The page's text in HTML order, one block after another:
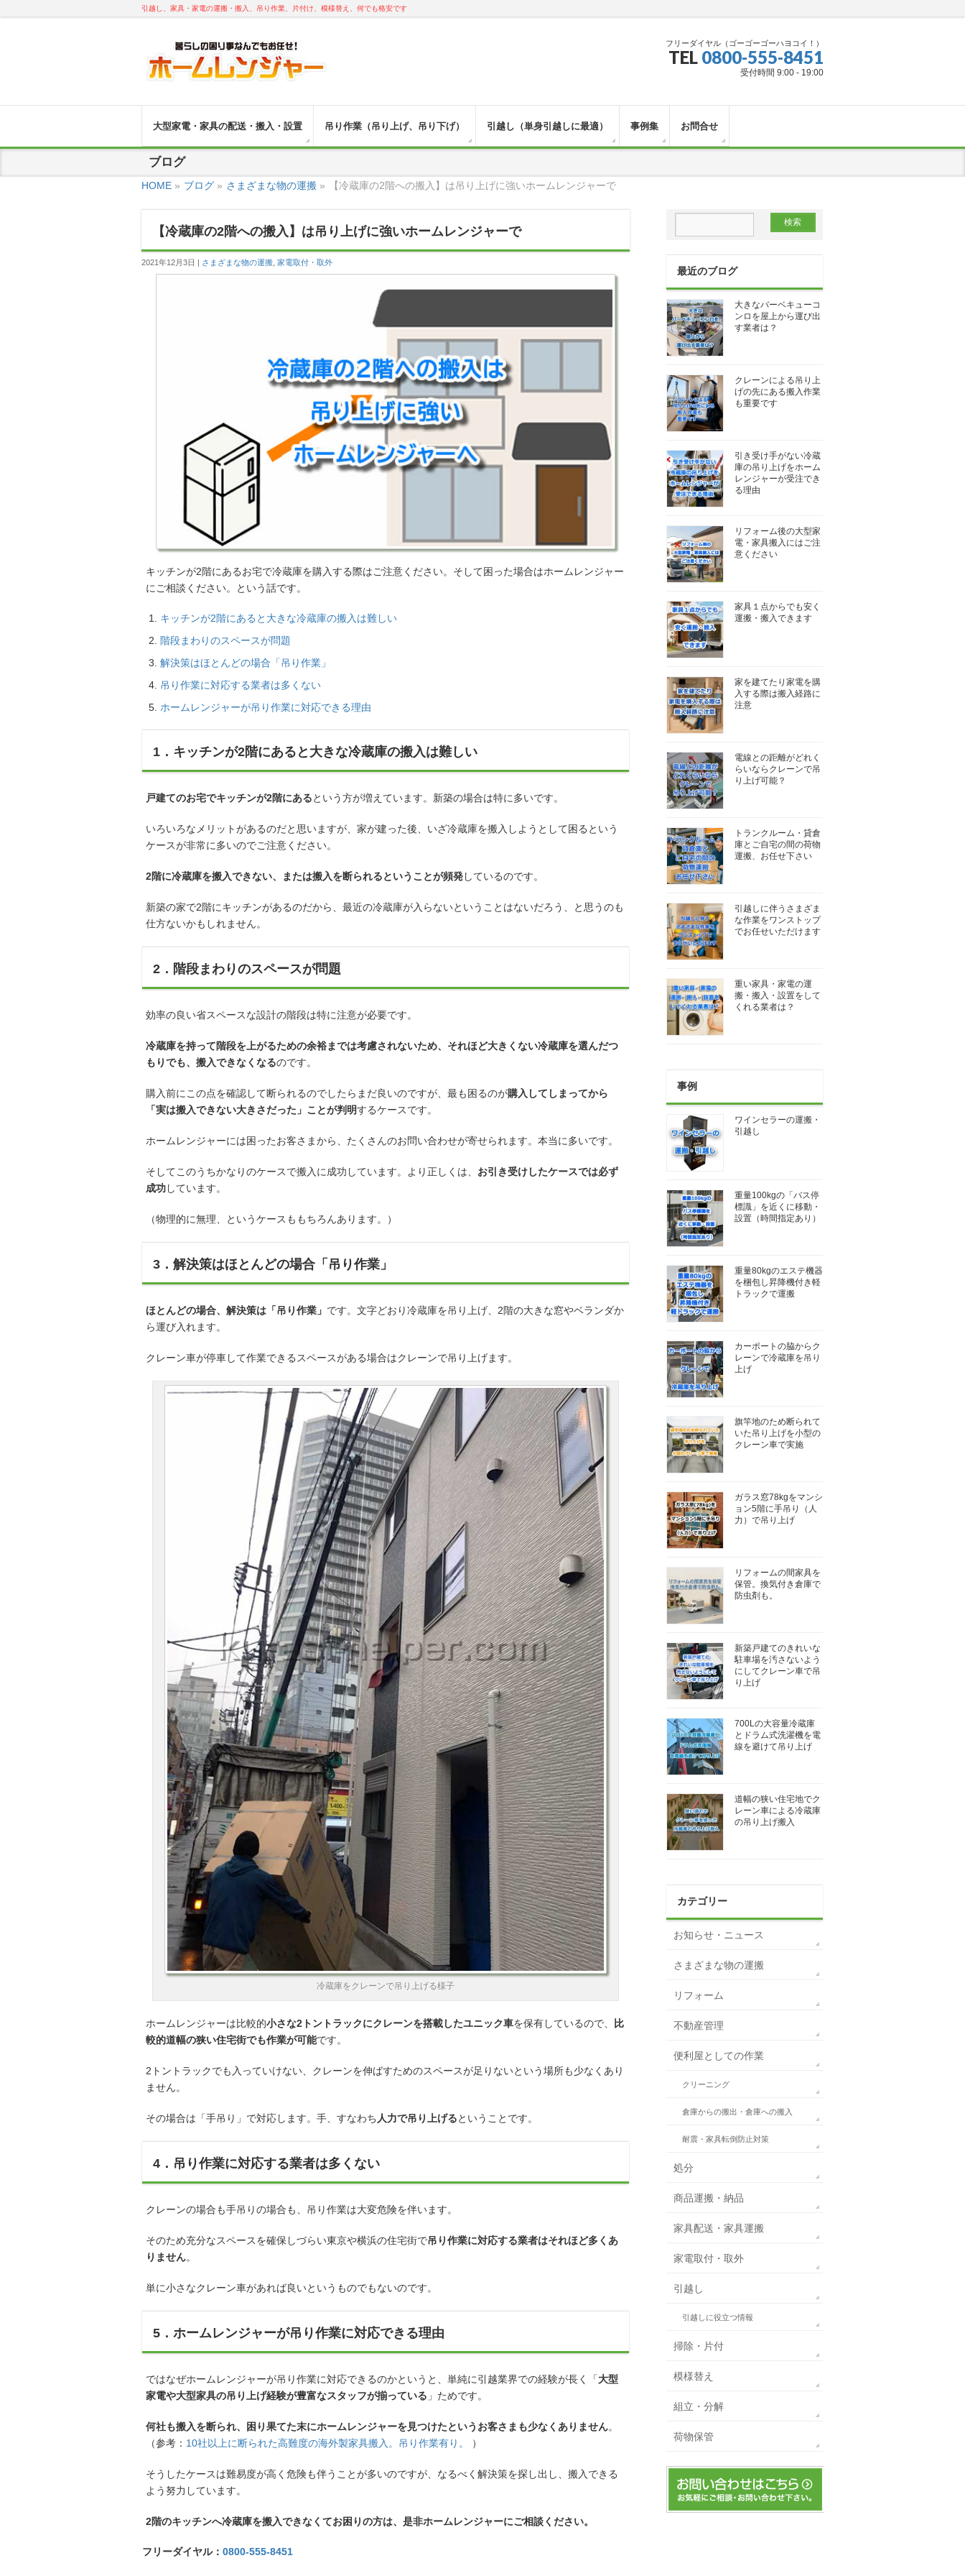
引越し、家具・家電の運搬・搬入、吊り作業、片付け、模様替え、何でも格安です
フリーダイヤル（ゴーゴーゴーハヨコイ！）
TEL 0800-555-8451
受付時間 9:00 - 19:00
大型家電・家具の配送・搬入・設置 吊り作業（吊り上げ、吊り下げ） 引越し（単身引越しに最適） 事例集 お問合せ
ブログ
HOME » ブログ » さまざまな物の運搬 » 【冷蔵庫の2階への搬入】は吊り上げに強いホームレンジャーで
【冷蔵庫の2階への搬入】は吊り上げに強いホームレンジャーで
2021年12月3日 さまざまな物の運搬 家電取付・取外
キッチンが2階にあるお宅で冷蔵庫を購入する際はご注意ください。そして困った場合はホームレンジャー
にご相談ください。という話です。
キッチンが2階にあると大きな冷蔵庫の搬入は難しい
階段まわりのスペースが問題
解決策はほとんどの場合「吊り作業」
吊り作業に対応する業者は多くない
ホームレンジャーが吊り作業に対応できる理由
1．キッチンが2階にあると大きな冷蔵庫の搬入は難しい
戸建てのお宅でキッチンが2階にあるという方が増えています。新築の場合は特に多いです。
いろいろなメリットがあるのだと思いますが、家が建った後、いざ冷蔵庫を搬入しようとして困るという
ケースが非常に多いのでご注意ください。
2階に冷蔵庫を搬入できない、または搬入を断られるということが頻発しているのです。
新築の家で2階にキッチンがあるのだから、最近の冷蔵庫が入らないということはないだろう、と思うのも
仕方ないかもしれません。
2．階段まわりのスペースが問題
効率の良い省スペースな設計の階段は特に注意が必要です。
冷蔵庫を持って階段を上がるための余裕までは考慮されないため、それほど大きくない冷蔵庫を選んだつ
もりでも、搬入できなくなるのです。
購入前にこの点を確認して断られるのでしたらまだ良いのですが、最も困るのが購入してしまってから
「実は搬入できない大きさだった」ことが判明するケースです。
ホームレンジャーには困ったお客さまから、たくさんのお問い合わせが寄せられます。本当に多いです。
そしてこのうちかなりのケースで搬入に成功しています。より正しくは、 お引き受けしたケースでは必ず
成功しています。
（物理的に無理、というケースももちろんあります。）
3．解決策はほとんどの場合「吊り作業」
ほとんどの場合、解決策は「吊り作業」 です。文字どおり冷蔵庫を吊り上げ、2階の大きな窓やベランダか
ら運び入れます。
クレーン車が停車して作業できるスペースがある場合はクレーンで吊り上げます。
冷蔵庫をクレーンで吊り上げる様子
ホームレンジャーは比較的小さな2トントラックにクレーンを搭載したユニック車を保有しているので、
比
較的道幅の狭い住宅街でも作業が可能です。
2トントラックでも入っていけない、クレーンを伸ばすためのスペースが足りないという場所も少なくあり
ません。
その場合は「手吊り」で対応します。手、すなわち 人力で吊り上げるということです。
4．吊り作業に対応する業者は多くない
クレーンの場合も手吊りの場合も、吊り作業は大変危険を伴います。
そのため充分なスペースを確保しづらい東京や横浜の住宅街で吊り作業に対応する業者はそれほど多くあ
りません。
単に小さなクレーン車があれば良いというものでもないのです。
5．ホームレンジャーが吊り作業に対応できる理由
ではなぜホームレンジャーが吊り作業に対応できるのかというと、単純に引越業界での経験が長く「大型
家電や大型家具の吊り上げ経験が豊富なスタッフが揃っている 」ためです。
何社も搬入を断られ、困り果てた末にホームレンジャーを見つけたというお客さまも少なくありません。
（参考： 10社以上に断られた高難度の海外製家具搬入。吊り作業有り。 ）
そうしたケースは難易度が高く危険も伴うことが多いのですが、なるべく解決策を探し出し、搬入できる
よう努力しています。
2階のキッチンへ冷蔵庫を搬入できなくてお困りの方は、是非ホームレンジャーにご相談ください。
フリーダイヤル： 0800-555-8451
最近のブログ
大きなバーベキューコ
ンロを屋上から運び出
す業者は？
クレーンによる吊り上
げの先にある搬入作業
も重要です
引き受け手がない冷蔵
庫の吊り上げをホーム
レンジャーが受注でき
る理由
リフォーム後の大型家
電・家具搬入にはご注
意ください
家具１点からでも安く
運搬・搬入できます
家を建てたり家電を購
入する際は搬入経路に
注意
電線との距離がどれく
らいならクレーンで吊
り上げ可能？
トランクルーム・貸倉
庫とご自宅の間の荷物
運搬、お任せ下さい
引越しに伴うさまざま
な作業をワンストップ
でお任せいただけます
重い家具・家電の運
搬・搬入・設置をして
くれる業者は？
事例
ワインセラーの運搬・
引越し
重量100kgの「バス停
標識」を近くに移動・
設置（時間指定あり）
重量80kgのエステ機器
を梱包し昇降機付き軽
トラックで運搬
カーポートの脇からク
レーンで冷蔵庫を吊り
上げ
旗竿地のため断られて
いた吊り上げを小型の
クレーン車で実施
ガラス窓78kgをマンシ
ョン5階に手吊り（人
力）で吊り上げ
リフォームの間家具を
保管。換気付き倉庫で
防虫剤も。
新築戸建てのきれいな
駐車場を汚さないよう
にしてクレーン車で吊
り上げ
700Lの大容量冷蔵庫
とドラム式洗濯機を電
線を避けて吊り上げ
道幅の狭い住宅地でク
レーン車による冷蔵庫
の吊り上げ搬入
カテゴリー
お知らせ・ニュース
さまざまな物の運搬
リフォーム
不動産管理
便利屋としての作業
クリーニング
倉庫からの搬出・倉庫への搬入
耐震・家具転倒防止対策
処分
商品運搬・納品
家具配送・家具運搬
家電取付・取外
引越し
引越しに役立つ情報
掃除・片付
模様替え
組立・分解
荷物保管